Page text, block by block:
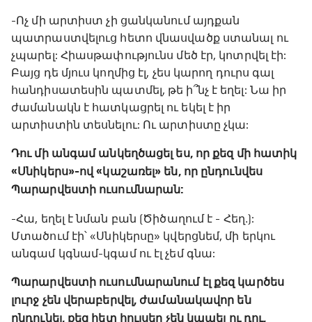
-Ոչ մի արտիստ չի ցանկանում այդքան
պատրաստվելուց հետո վնասվածք ստանալ ու
չպարել: Հիասթափությունս մեծ էր, կոտրվել էի:
Բայց դե մյուս կողմից էլ, չես կարող դուրս գալ
հանդիսատեսին պատմել, թե ի՞նչ է եղել: Նա իր
ժամանակն է հատկացրել ու եկել է իր
արտիստին տեսնելու: Ու արտիստը չկա:
Դու մի անգամ անկեղծացել ես, որ քեզ մի հատիկ
«Սնիկերս»-ով «կաշառել» են, որ ընդունվես
Պարարվեստի ուսումնարան:
-Հա, եղել է նման բան (Ծիծաղում է - Հեղ․):
Մտածում էի՝ «Սնիկերսը» կվերցնեմ, մի երկու
անգամ կգնամ-կգամ ու էլ չեմ գնա:
Պարարվեստի ուսումնարանում էլ քեզ կարծես
լուրջ չեն վերաբերվել, ժամանակավոր են
ընդունել, քեզ հետ հույսեր չեն կապել ու դու,